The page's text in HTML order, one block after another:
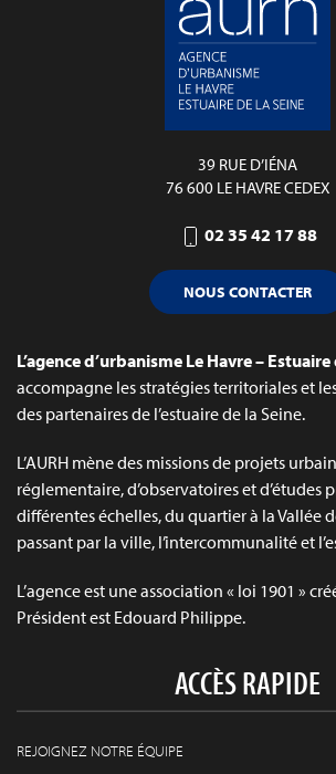
39 RUE D’IÉNA
76 600 LE HAVRE CEDEX
02 35 42 17 88
NOUS CONTACTER
L’agence d’urbanisme Le Havre –
accompagne les stratégies territoriales et
des partenaires de l’estuaire de la Seine.
L’AURH mène des missions de projets
réglementaire, d’observatoires et d’études
différentes échelles, du quartier à la Vallée
passant par la ville, l’intercommunalité et
L’agence est une association « loi 1901 »
Président est Edouard Philippe.
ACCÈS RAPIDE
REJOIGNEZ NOTRE ÉQUIPE